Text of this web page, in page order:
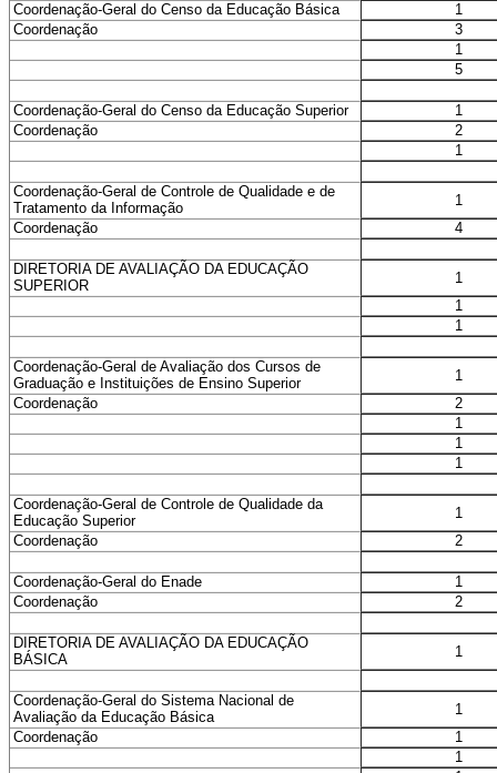
Coordenação-Geral do Censo da Educação Básica
1
Coordenação
3
1
5
Coordenação-Geral do Censo da Educação Superior
1
Coordenação
2
1
Coordenação-Geral de Controle de Qualidade e de
Tratamento da Informação
1
Coordenação
4
DIRETORIA DE AVALIAÇÃO DA EDUCAÇÃO
SUPERIOR
1
1
1
Coordenação-Geral de Avaliação dos Cursos de
Graduação e Instituições de Ensino Superior
1
Coordenação
2
1
1
1
Coordenação-Geral de Controle de Qualidade da
Educação Superior
1
Coordenação
2
Coordenação-Geral do Enade
1
Coordenação
2
DIRETORIA DE AVALIAÇÃO DA EDUCAÇÃO
BÁSICA
1
Coordenação-Geral do Sistema Nacional de
Avaliação da Educação Básica
1
Coordenação
1
1